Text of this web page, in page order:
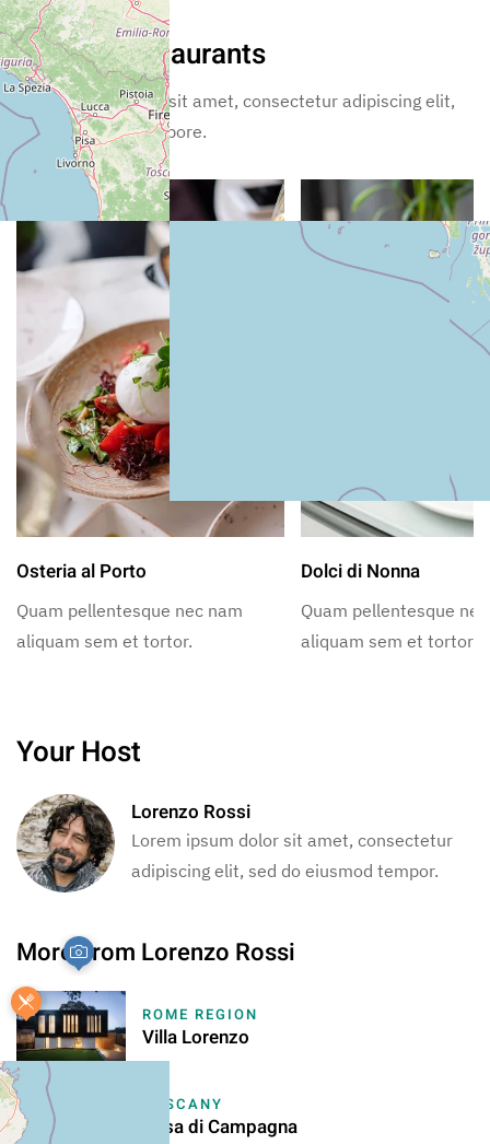
+−
Nearby Restaurants
Lorem ipsum dolor sit amet, consectetur adipiscing elit,
sed incididunt ut labore.
Osteria al Porto
Quam pellentesque nec nam
aliquam sem et tortor.
Dolci di Nonna
Quam pellentesque
aliquam sem et tortor.
Your Host
Lorenzo Rossi
Lorem ipsum dolor sit amet, consectetur
adipiscing elit, sed do eiusmod tempor.
More From Lorenzo Rossi
ROME REGION
Villa Lorenzo
TUSCANY
Casa di Campagna